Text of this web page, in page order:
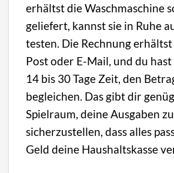
erhältst die Waschmaschine
geliefert, kannst sie in Ruhe
testen. Die Rechnung
Post oder E-Mail, und du hast
14 bis 30 Tage Zeit, den
begleichen. Das gibt dir
Spielraum, deine Ausgaben
sicherzustellen, dass alles
Geld deine Haushaltskasse